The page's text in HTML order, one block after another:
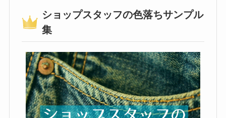
ショップスタッフの色落ちサンプル
集